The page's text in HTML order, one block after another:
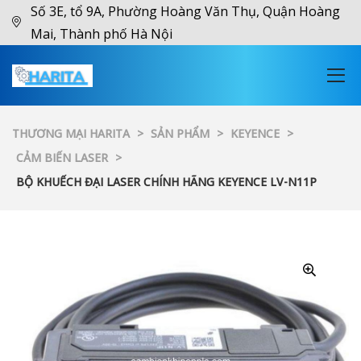
Số 3E, tổ 9A, Phường Hoàng Văn Thụ, Quận Hoàng
Mai, Thành phố Hà Nội
THƯƠNG MẠI HARITA > SẢN PHẨM > KEYENCE >
CẢM BIẾN LASER >
BỘ KHUẾCH ĐẠI LASER CHÍNH HÃNG KEYENCE LV-N11P